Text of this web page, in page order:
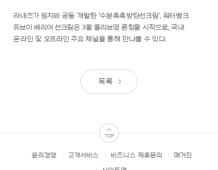
라네즈가 원지와 공동 개발한 '수분촉촉방탄선크림', 워터뱅크
유브이 베리어 선크림은 3월 올리브영 론칭을 시작으로, 국내
온라인 및 오프라인 주요 채널을 통해 만나볼 수 있다.
목록
TOP
FOOTER윤리경영 고객서비스 비즈니스 제휴문의 매거진